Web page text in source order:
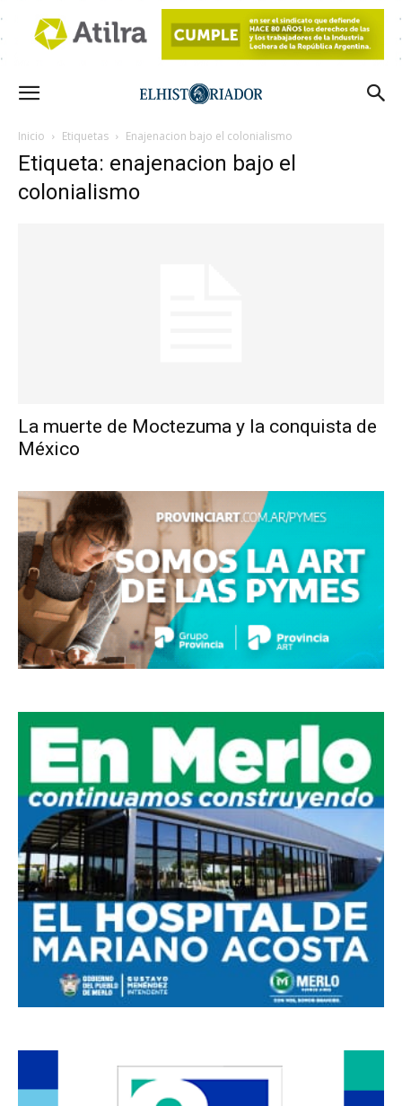
Inicio Etiquetas Enajenacion bajo el colonialismo
Etiqueta: enajenacion bajo el
colonialismo
La muerte de Moctezuma y la conquista de
México